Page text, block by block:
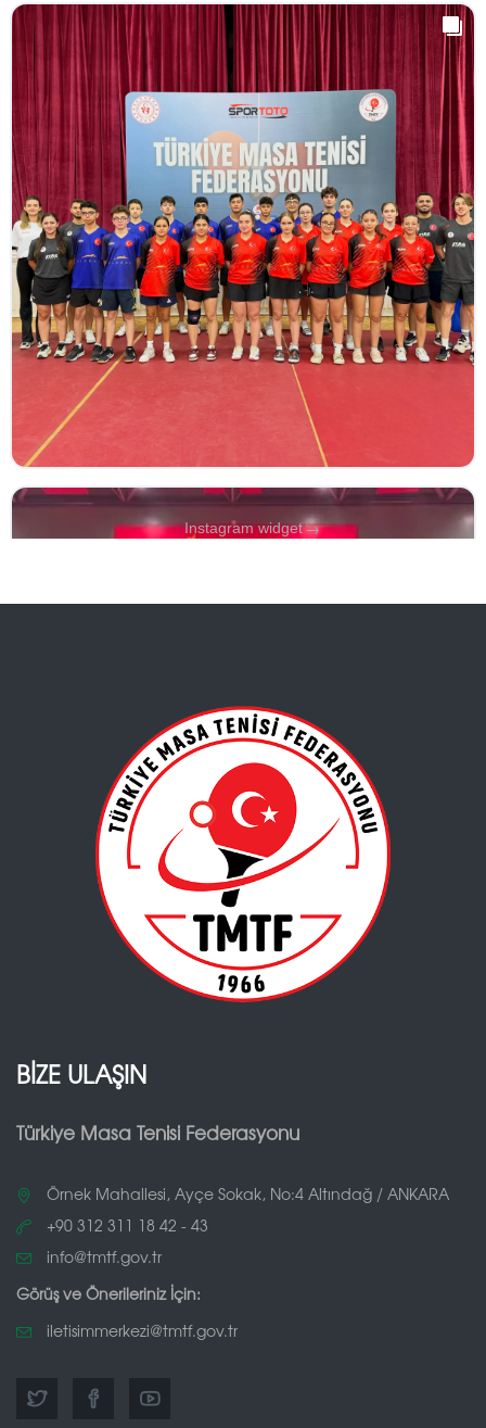
Instagram widget→
BİZE ULAŞIN
Türkiye Masa Tenisi Federasyonu
Örnek Mahallesi, Ayçe Sokak, No:4 Altındağ / ANKARA
+90 312 311 18 42 - 43
info@tmtf.gov.tr
Görüş ve Önerileriniz İçin:
iletisimmerkezi@tmtf.gov.tr